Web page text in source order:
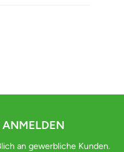
an gewerbliche Kunden.